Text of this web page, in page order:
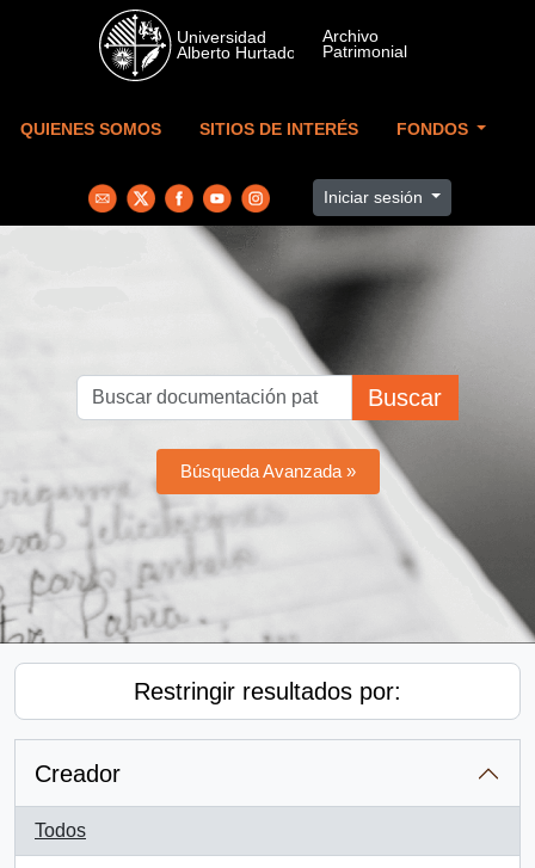
Skip to main content
QUIENES SOMOS SITIOS DE INTERÉS FONDOS
Iniciar sesión
Buscar
Búsqueda Avanzada »
Restringir resultados por:
Creador
Todos